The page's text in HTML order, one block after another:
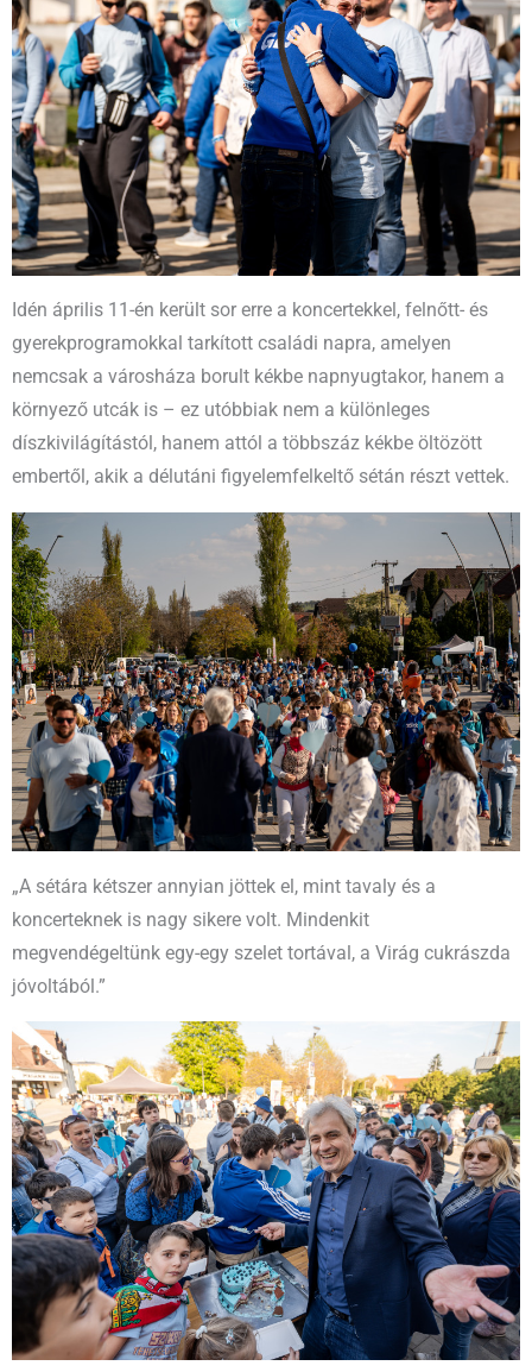
Idén április 11-én került sor erre a koncertekkel, felnőtt- és
gyerekprogramokkal tarkított családi napra, amelyen
nemcsak a városháza borult kékbe napnyugtakor, hanem a
környező utcák is – ez utóbbiak nem a különleges
díszkivilágítástól, hanem attól a többszáz kékbe öltözött
embertől, akik a délutáni figyelemfelkeltő sétán részt vettek.
„A sétára kétszer annyian jöttek el, mint tavaly és a
koncerteknek is nagy sikere volt. Mindenkit
megvendégeltünk egy-egy szelet tortával, a Virág cukrászda
jóvoltából.”